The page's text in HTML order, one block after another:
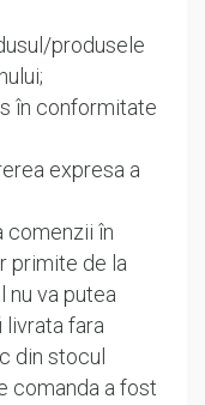
produsele
în conformitate
expresa a
comenzii în
primite de la
nu va putea
livrata fara
din stocul
comanda a fost